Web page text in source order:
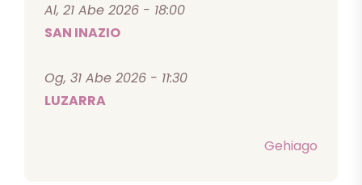
Al, 21 Abe 2026 - 18:00
SAN INAZIO
Og, 31 Abe 2026 - 11:30
LUZARRA
Gehiago